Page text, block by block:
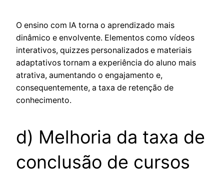
O ensino com IA torna o aprendizado mais
dinâmico e envolvente. Elementos como vídeos
interativos, quizzes personalizados e materiais
adaptativos tornam a experiência do aluno mais
atrativa, aumentando o engajamento e,
consequentemente, a taxa de retenção de
conhecimento.
d) Melhoria da taxa de
conclusão de cursos